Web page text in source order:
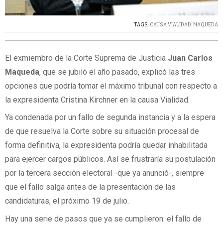
TAGS: CAUSA VIALIDAD,MAQUEDA
El exmiembro de la Corte Suprema de Justicia Juan Carlos
Maqueda, que se jubiló el año pasado, explicó las tres
opciones que podría tomar el máximo tribunal con respecto a
la expresidenta Cristina Kirchner en la causa Vialidad.
Ya condenada por un fallo de segunda instancia y a la espera
de que resuelva la Corte sobre su situación procesal de
forma definitiva, la expresidenta podría quedar inhabilitada
para ejercer cargos públicos. Así se frustraría su postulación
por la tercera sección electoral -que ya anunció-, siempre
que el fallo salga antes de la presentación de las
candidaturas, el próximo 19 de julio.
Hay una serie de pasos que ya se cumplieron: el fallo de